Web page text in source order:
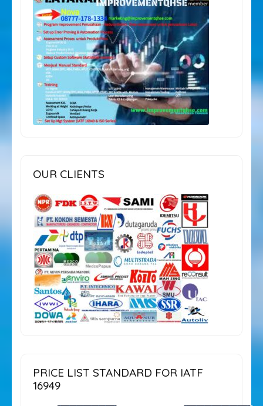
OUR CLIENTS
PRICE LIST STANDARD FOR IATF
16949